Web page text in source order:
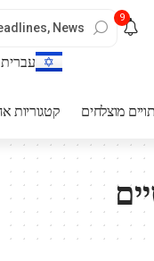
9
עברית
מוצלחים קטגוריות